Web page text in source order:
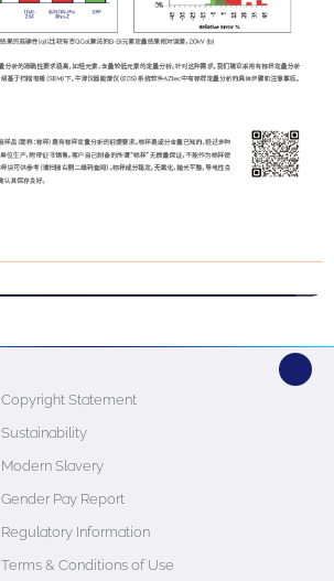
Copyright Statement
Sustainability
Modern Slavery
Gender Pay Report
Regulatory Information
Terms & Conditions of Use